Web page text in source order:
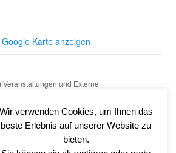
Google Karte anzeigen
Veranstaltungen und Externe
Wir verwenden Cookies, um Ihnen das
beste Erlebnis auf unserer Website zu
bieten.